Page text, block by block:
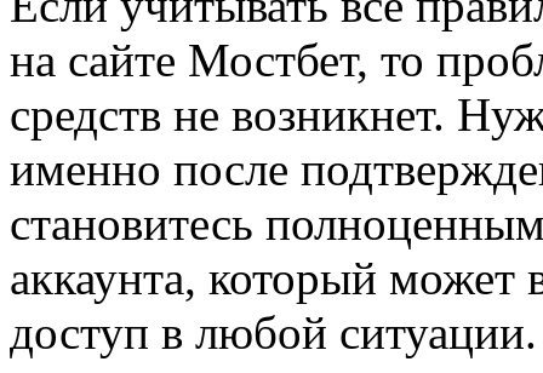
на сайте Мостбет, то
средств не возникнет.
именно после
становитесь
аккаунта, который может
доступ в любой